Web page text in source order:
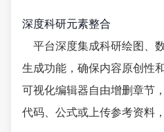
深度科研元素整合
平台深度集成科研绘图、
生成功能，确保内容原创性
可视化编辑器自由增删章节
代码、公式或上传参考资料